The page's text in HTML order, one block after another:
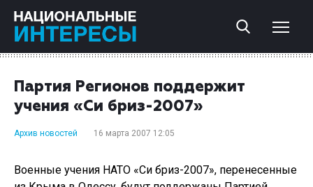
Партия Регионов поддержит
учения «Си бриз-2007»
Архив новостей 16 марта 2007 12:05
Военные учения НАТО «Си бриз-2007», перенесенные